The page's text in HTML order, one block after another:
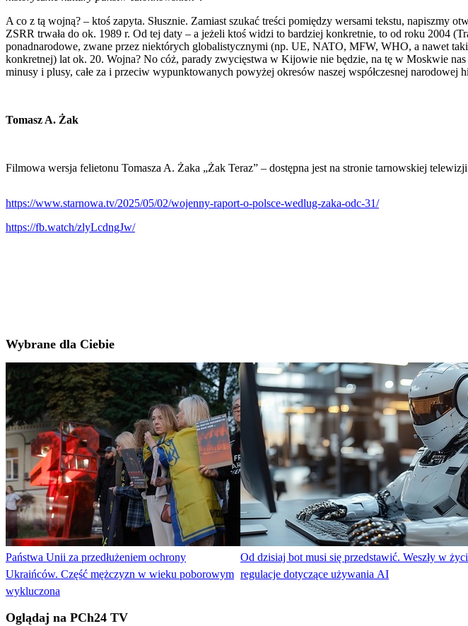
A co z tą wojną? – ktoś zapyta. Słusznie. Zamiast szukać treści pomiędzy wersami tekstu, napiszmy
ZSRR trwała do ok. 1989 r. Od tej daty – a jeżeli ktoś widzi to bardziej konkretnie, to od roku 2004
ponadnarodowe, zwane przez niektórych globalistycznymi (np. UE, NATO, MFW, WHO, a nawet
konkretnej) lat ok. 20. Wojna? No cóż, parady zwycięstwa w Kijowie nie będzie, na tę w Moskwie
minusy i plusy, całe za i przeciw wypunktowanych powyżej okresów naszej współczesnej narodowej
Tomasz A. Żak
Filmowa wersja felietonu Tomasza A. Żaka „Żak Teraz” – dostępna jest na stronie tarnowskiej
https://www.starnowa.tv/2025/05/02/wojenny-raport-o-polsce-wedlug-zaka-odc-31/
https://fb.watch/zlyLcdngJw/
Wybrane dla Ciebie
Państwa Unii za przedłużeniem ochrony
Ukraińców. Część mężczyzn w wieku poborowym
wykluczona
Od dzisiaj bot musi się przedstawić. Weszły w
regulacje dotyczące używania AI
Oglądaj na PCh24 TV